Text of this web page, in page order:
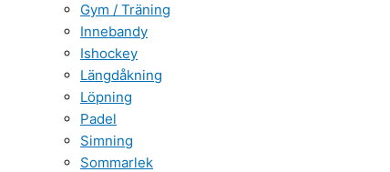
Gym / Träning
Innebandy
Ishockey
Längdåkning
Löpning
Padel
Simning
Sommarlek